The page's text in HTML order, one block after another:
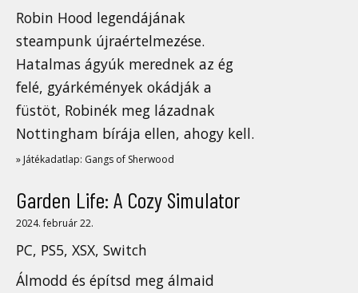
Robin Hood legendájának
steampunk újraértelmezése.
Hatalmas ágyúk merednek az ég
felé, gyárkémények okádják a
füstöt, Robinék meg lázadnak
Nottingham bírája ellen, ahogy kell.
» Játékadatlap: Gangs of Sherwood
Garden Life: A Cozy Simulator
2024. február 22.
PC, PS5, XSX, Switch
Álmodd és építsd meg álmaid